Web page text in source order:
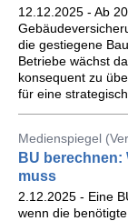
12.12.2025 - Ab
die gestiegene
Betriebe wächst
konsequent zu
für eine
Medienspiegel
BU
muss
2.12.2025 - Eine
wenn die